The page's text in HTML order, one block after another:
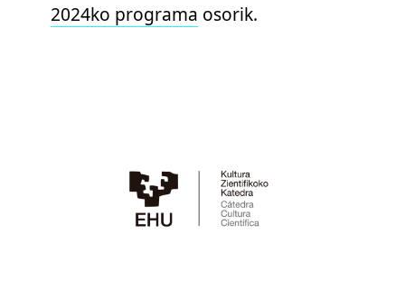
2024ko programa osorik.